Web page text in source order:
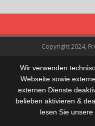
Copyright 2024,
Wir verwenden
Webseite sowie
externen Dienste
belieben aktivieren &
lesen Sie unsere